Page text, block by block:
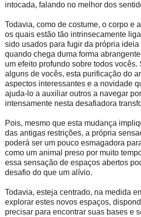
intocada, falando no melhor dos
Todavia, como de costume, o corpo e
os quais estão tão intrinsecamente
sido usados ​​para fugir da própria ideia
quando chega duma forma
um efeito profundo sobre todos vocês.
alguns de vocês, esta purificação do
aspectos interessantes e a novidade
ajuda-lo a auxiliar outros a navegar
intensamente nesta desafiadora
Pois, mesmo que esta mudança
das antigas restrições, a própria
poderá ser um pouco esmagadora
como um animal preso por muito
essa sensação de espaços abertos
desafio do que um alívio.
Todavia, esteja centrado, na medida
explorar estes novos espaços,
precisar para encontrar suas bases e